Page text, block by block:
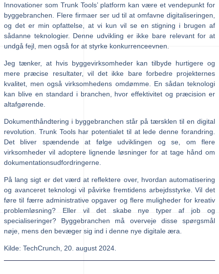
Innovationer som Trunk Tools’ platform kan være et vendepunkt for
byggebranchen. Flere firmaer ser ud til at omfavne digitaliseringen,
og det er min opfattelse, at vi kun vil se en stigning i brugen af
sådanne teknologier. Denne udvikling er ikke bare relevant for at
undgå fejl, men også for at styrke konkurrenceevnen.
Jeg tænker, at hvis byggevirksomheder kan tilbyde hurtigere og
mere præcise resultater, vil det ikke bare forbedre projekternes
kvalitet, men også virksomhedens omdømme. En sådan teknologi
kan blive en standard i branchen, hvor effektivitet og præcision er
altafgørende.
Dokumenthåndtering i byggebranchen står på tærsklen til en digital
revolution. Trunk Tools har potentialet til at lede denne forandring.
Det bliver spændende at følge udviklingen og se, om flere
virksomheder vil adoptere lignende løsninger for at tage hånd om
dokumentationsudfordringerne.
På lang sigt er det værd at reflektere over, hvordan automatisering
og avanceret teknologi vil påvirke fremtidens arbejdsstyrke. Vil det
føre til færre administrative opgaver og flere muligheder for kreativ
problemløsning? Eller vil det skabe nye typer af job og
specialiseringer? Byggebranchen må overveje disse spørgsmål
nøje, mens den bevæger sig ind i denne nye digitale æra.
Kilde: TechCrunch, 20. august 2024.